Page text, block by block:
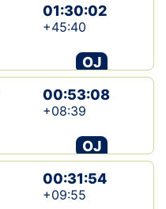
OTSI
01:30:02
+45:40
OJ
00:53:08
+08:39
OJ
00:31:54
+09:55